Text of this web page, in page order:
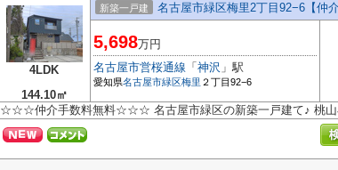
4LDK
144.10㎡
新築一戸建 名古屋市緑区梅里2丁目92−6【仲
5,698万円
名古屋市営桜通線 「 神沢 」駅
愛知県名古屋市緑区梅里 ２丁目92−6
☆☆☆仲介手数料無料☆☆☆ 名古屋市緑区の新築一戸建て♪ 桃山